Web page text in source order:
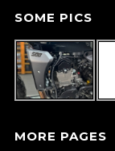
SOME PICS
MORE PAGES